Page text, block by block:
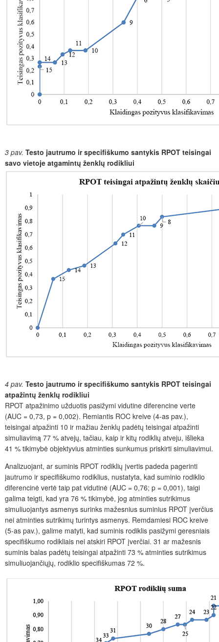
3 pav. Testo jautrumo ir specifiškumo santykis RPOT teisingai
savo vietoje atgamintų ženklų rodikliui
4 pav. Testo jautrumo ir specifiškumo santykis RPOT teisingai
atpažintų ženklų rodikliui
RPOT atpažinimo užduotis pasižymi vidutine diferencine verte
(AUC = 0,73, p = 0,002). Remiantis ROC kreive (4-as pav.),
teisingai atpažinti 10 ir mažiau ženklų padėtų teisingai atpažinti
simuliavimą 77 % atvejų, tačiau, kaip ir kitų rodiklių atveju, išlieka
41 % tikimybė objektyvius atminties sunkumus priskirti simuliavimui.
Analizuojant, ar suminis RPOT rodiklių įvertis padeda pagerinti
jautrumo ir specifiškumo rodiklius, nustatyta, kad suminio rodiklio
diferencinė vertė taip pat vidutinė (AUC = 0,76; p = 0,001), taigi
galima teigti, kad yra 76 % tikimybė, jog atminties sutrikimus
simuliuojantys asmenys surinks mažesnius suminius RPOT įverčius
nei atminties sutrikimų turintys asmenys. Remdamiesi ROC kreive
(5-as pav.), galime matyti, kad suminis rodiklis pasižymi geresniais
specifiškumo rodikliais nei atskiri RPOT įverčiai. 31 ar mažesnis
suminis balas padėtų teisingai atpažinti 73 % atminties sutrikimus
simuliuojančiųjų, rodiklio specifiškumas 72 %.